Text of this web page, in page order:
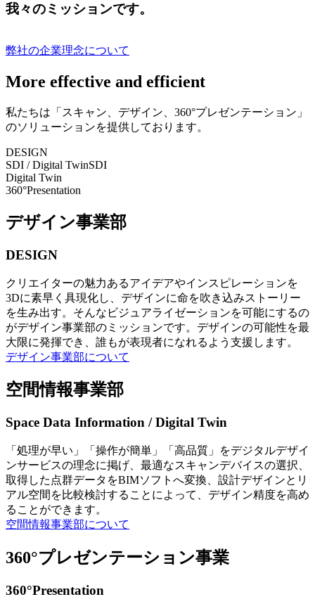
我々のミッションです。
弊社の企業理念について
More effective and efficient
私たちは「スキャン、デザイン、360°プレゼンテーション」
のソリューションを提供しております。
DESIGN
SDI / Digital TwinSDI
Digital Twin
360°Presentation
デザイン事業部
DESIGN
クリエイターの魅力あるアイデアやインスピレーションを
3Dに素早く具現化し、デザインに命を吹き込みストーリー
を生み出す。そんなビジュアライゼーションを可能にするの
がデザイン事業部のミッションです。デザインの可能性を最
大限に発揮でき、誰もが表現者になれるよう支援します。
デザイン事業部について
空間情報事業部
Space Data Information / Digital Twin
「処理が早い」「操作が簡単」「高品質」をデジタルデザイ
ンサービスの理念に掲げ、最適なスキャンデバイスの選択、
取得した点群データをBIMソフトへ変換、設計デザインとリ
アル空間を比較検討することによって、デザイン精度を高め
ることができます。
空間情報事業部について
360°プレゼンテーション事業
360°Presentation